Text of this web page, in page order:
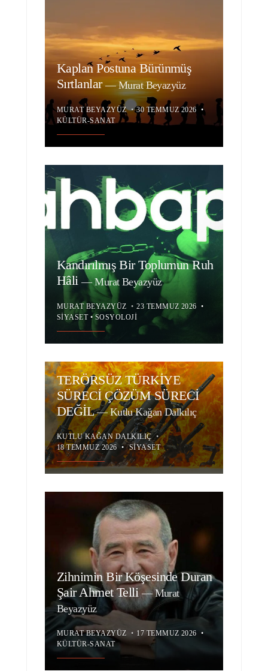
Kaplan Postuna Bürünmüş
Sırtlanlar—Murat Beyazyüz
MURAT BEYAZYÜZ • 30 TEMMUZ 2026 •
KÜLTÜR-SANAT
Kandırılmış Bir Toplumun Ruh
Hâli—Murat Beyazyüz
MURAT BEYAZYÜZ • 23 TEMMUZ 2026 •
SIYASET• SOSYOLOJI
TERÖRSÜZ TÜRKİYE
SÜRECİ ÇÖZÜM SÜRECİ
DEĞİL—Kutlu Kağan Dalkılıç
KUTLU KAĞAN DALKILIÇ •
18 TEMMUZ 2026 • SIYASET
Zihnimin Bir Köşesinde Duran
Şair Ahmet Telli—Murat
Beyazyüz
MURAT BEYAZYÜZ • 17 TEMMUZ 2026 •
KÜLTÜR-SANAT